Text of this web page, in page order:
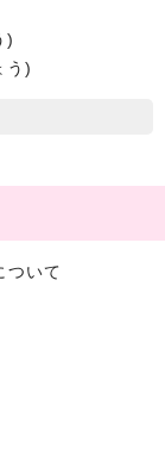
)
う)
ついて